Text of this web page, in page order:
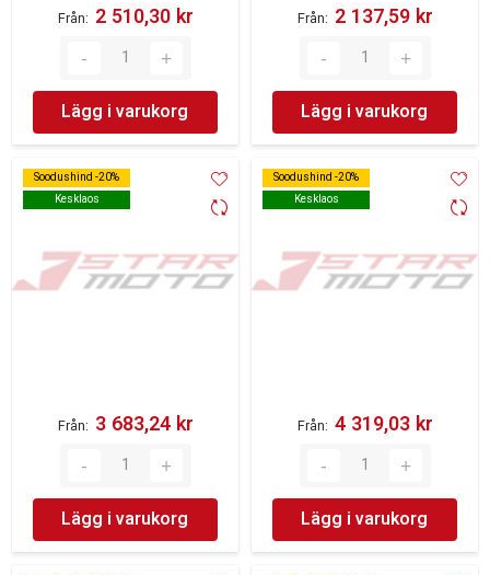
Från 2 510,30 kr‎
Lägg i varukorg
Från 2 137,59 kr‎
Lägg i varukorg
Soodushind -20%
Kesklaos
Soodushind -20%
Kesklaos
Från 3 683,24 kr‎
Lägg i varukorg
Soodushind -20%
Kesklaos
Soodushind -20%
Kesklaos
Från 4 319,03 kr‎
Lägg i varukorg